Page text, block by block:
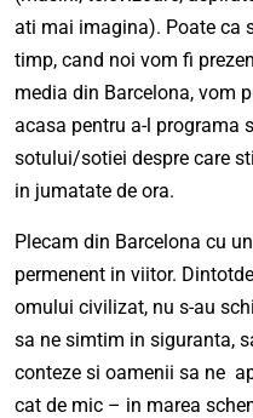
ati mai imagina). Poate ca
timp, cand noi vom fi
media din Barcelona, vom
acasa pentru a-l programa
sotului/sotiei despre care
in jumatate de ora.
Plecam din Barcelona cu
permenent in viitor.
omului civilizat, nu s-au
sa ne simtim in siguranta,
conteze si oamenii sa ne
cat de mic – in marea